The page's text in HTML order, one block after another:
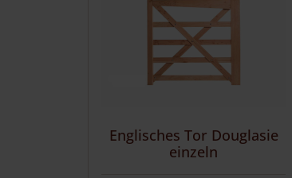
Service & Kontakt
Englisches Tor Douglasie
einzeln